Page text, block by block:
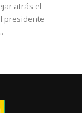
atrás el
presidente